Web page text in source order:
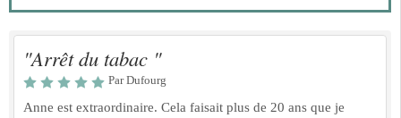
"Arrêt du tabac "
Par Dufourg
Anne est extraordinaire. Cela faisait plus de 20 ans que je